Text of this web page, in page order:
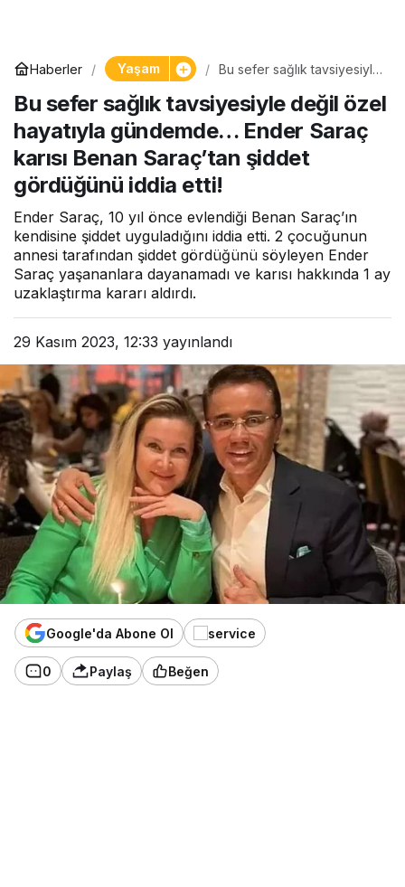
Haberler Yaşam
Bu sefer sağlık tavsiyesiyle
gündemde… Ender Saraç
karısı Benan Saraç’tan
şiddet gördüğünü iddia etti!
Bu sefer sağlık tavsiyesiyle değil özel
hayatıyla gündemde… Ender Saraç
karısı Benan Saraç’tan şiddet
gördüğünü iddia etti!
Ender Saraç, 10 yıl önce evlendiği Benan Saraç’ın
kendisine şiddet uyguladığını iddia etti. 2 çocuğunun
annesi tarafından şiddet gördüğünü söyleyen Ender
Saraç yaşananlara dayanamadı ve karısı hakkında 1 ay
uzaklaştırma kararı aldırdı.
29 Kasım 2023, 12:33 yayınlandı
Google'da Abone Ol
0 Paylaş Beğen